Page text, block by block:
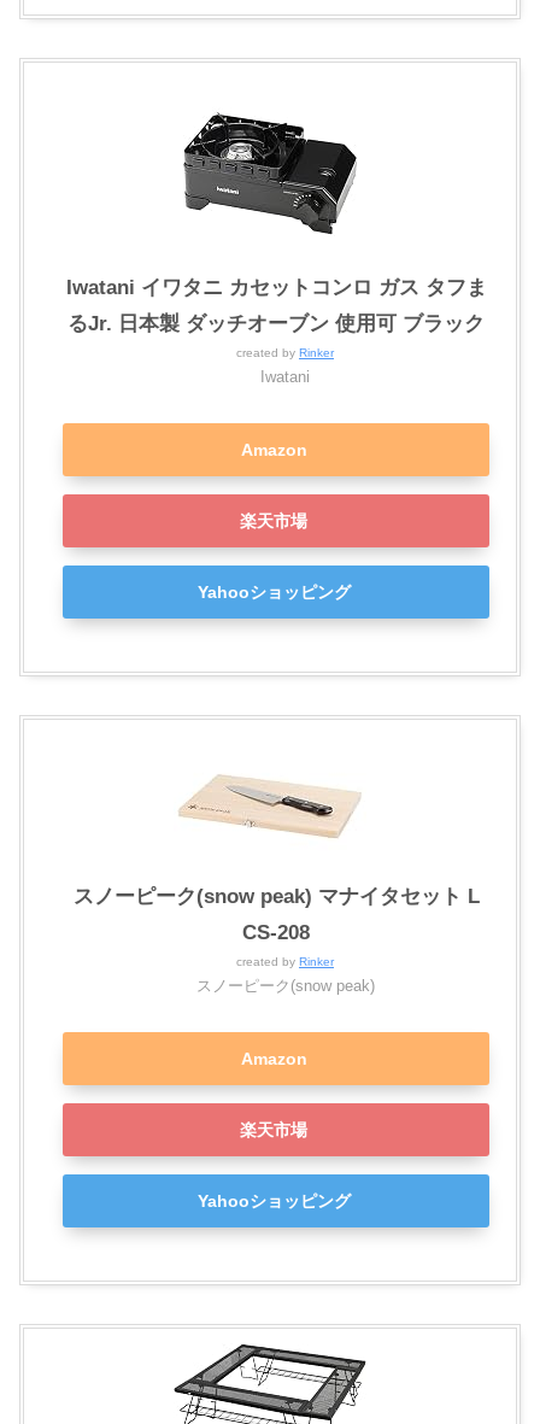
Iwatani イワタニ カセットコンロ ガス タフま
るJr. 日本製 ダッチオーブン 使用可 ブラック
created by Rinker
Iwatani
Amazon
楽天市場
Yahooショッピング
スノーピーク(snow peak) マナイタセット L
CS-208
created by Rinker
スノーピーク(snow peak)
Amazon
楽天市場
Yahooショッピング